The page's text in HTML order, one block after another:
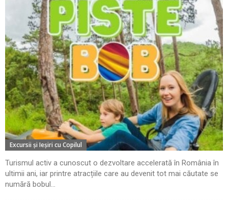
Excursii şi Ieşiri cu Copilul
Turismul activ a cunoscut o dezvoltare accelerată în România în
ultimii ani, iar printre atracțiile care au devenit tot mai căutate se
numără bobul...